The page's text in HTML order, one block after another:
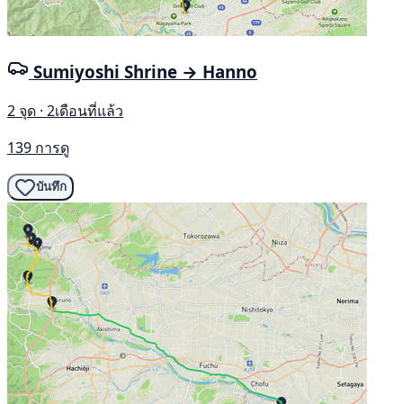
Sumiyoshi Shrine → Hanno
2 จุด · 2เดือนที่แล้ว
139 การดู
บันทึก